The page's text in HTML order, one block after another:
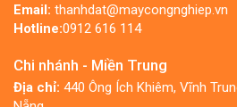
Email: thanhdat@maycongnghiep.vn
Hotline:0912 616 114
Chi nhánh - Miền Trung
Địa chỉ: 440 Ông Ích Khiêm, Vĩnh